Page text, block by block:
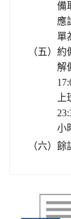
備
應
單
（五）
解
上
小
（六）